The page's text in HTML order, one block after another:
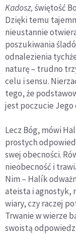
Kadosz,świętość
Dzięki temu
nieustannie
poszukiwania
odnalezienia
naturę – trudno
celu i sensu.
tego, że
jest poczucie Jego
Lecz Bóg, mówi
prostych
swej obecności.
nieobecność i
Nim – Halík
ateista i agnostyk,
wiary, czy raczej
Trwanie w wierze
swoistą